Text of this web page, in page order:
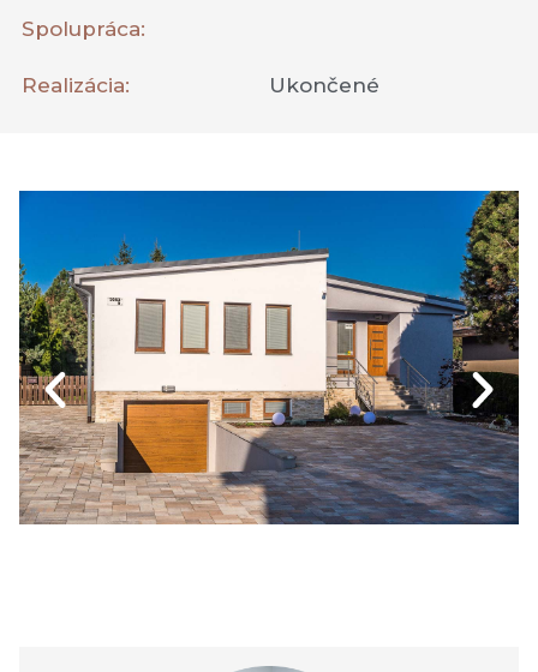
Spolupráca:
Realizácia: Ukončené